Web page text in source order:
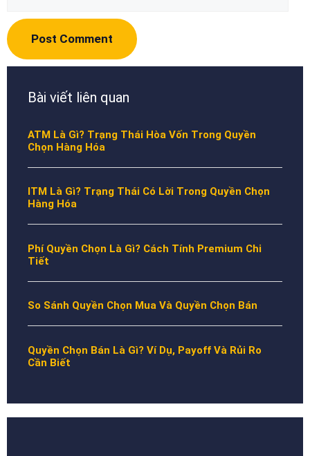
Bài viết liên quan
ATM Là Gì? Trạng Thái Hòa Vốn Trong Quyền
Chọn Hàng Hóa
ITM Là Gì? Trạng Thái Có Lời Trong Quyền Chọn
Hàng Hóa
Phí Quyền Chọn Là Gì? Cách Tính Premium Chi
Tiết
So Sánh Quyền Chọn Mua Và Quyền Chọn Bán
Quyền Chọn Bán Là Gì? Ví Dụ, Payoff Và Rủi Ro
Cần Biết